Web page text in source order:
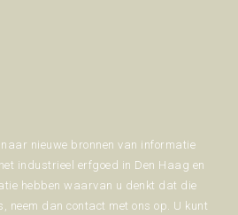
nieuwe bronnen van informatie
industrieel erfgoed in Den Haag en
hebben waarvan u denkt dat die
neem dan contact met ons op. U kunt